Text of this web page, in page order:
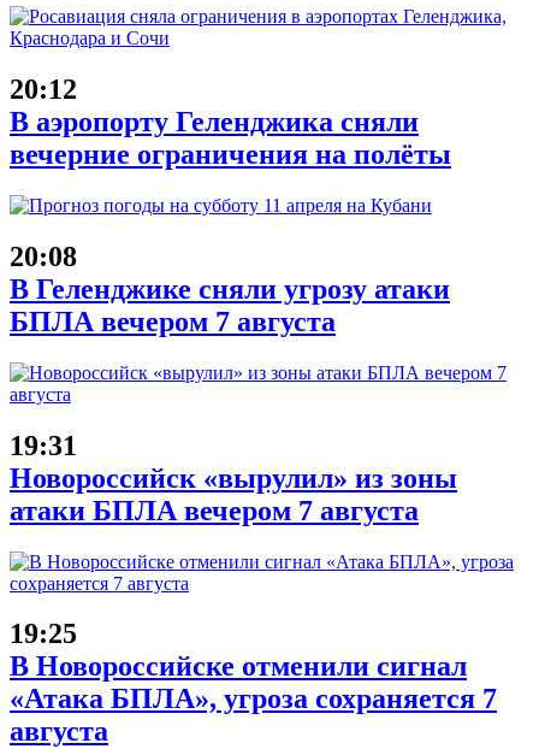
20:12
В аэропорту Геленджика сняли
вечерние ограничения на полёты
20:08
В Геленджике сняли угрозу атаки
БПЛА вечером 7 августа
19:31
Новороссийск «вырулил» из зоны
атаки БПЛА вечером 7 августа
19:25
В Новороссийске отменили сигнал
«Атака БПЛА», угроза сохраняется 7
августа